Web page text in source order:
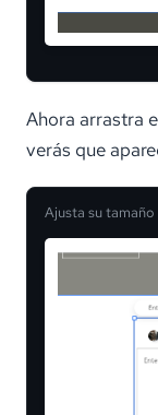
Ahora arrastra
verás que
Ajusta su tamaño